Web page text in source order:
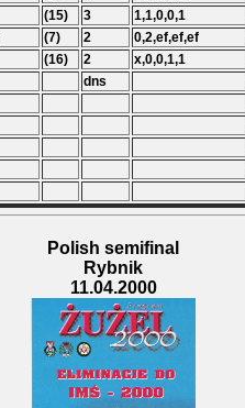
(15) 3 1,1,0,0,1
(7) 2 0,2,ef,ef,ef
(16) 2 x,0,0,1,1
dns
Polish semifinal
Rybnik
11.04.2000